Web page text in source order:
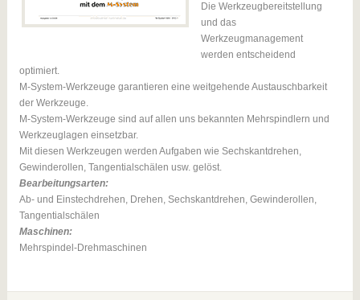
Die Werkzeugbereitstellung
und das
Werkzeugmanagement
werden entscheidend
optimiert.
M-System-Werkzeuge garantieren eine weitgehende Austauschbarkeit
der Werkzeuge.
M-System-Werkzeuge sind auf allen uns bekannten Mehrspindlern und
Werkzeuglagen einsetzbar.
Mit diesen Werkzeugen werden Aufgaben wie Sechskantdrehen,
Gewinderollen, Tangentialschälen usw. gelöst.
Bearbeitungsarten:
Ab- und Einstechdrehen, Drehen, Sechskantdrehen, Gewinderollen,
Tangentialschälen
Maschinen:
Mehrspindel-Drehmaschinen